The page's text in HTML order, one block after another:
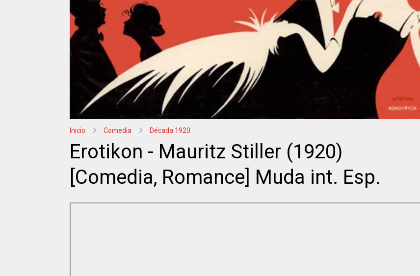
Inicio Comedia Década 1920
Erotikon - Mauritz Stiller (1920)
[Comedia, Romance] Muda int. Esp.
Buster
Keaton
Cecil B.
DeMille